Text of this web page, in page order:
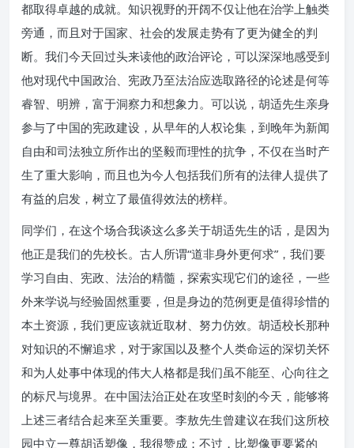
都取得卓越的成就。知识视野的开阔不仅让他在治学上触类
旁通，而且对于国家、社会的发展走势有了更为健全的判
断。我们今天回过头来读他的政治评论，可以深深地感受到
他对现代中国政治、宪政乃至法治应选取路径的论述是何等
睿智、明辨，富于洞察力和想象力。可以说，胡适先生亲身
参与了中国的宪政建设，从早年的人权论集，到晚年为新闻
自由和司法独立所作出的坚毅而理性的抗争，不仅在当时产
生了重大影响，而且也为今人包括我们所有的法律人提供了
有益的启发，树立了最值得效法的榜样。
同学们，在这个场合我谈这么多关于胡适先生的话，是因为
他正是我们的先校长。古人所谓“道非身外更何求”，我们要
学习自由、宪政、法治的精髓，探索实现它们的途径，一些
外来学说与经验固然重要，但是身边的范例更是值得珍惜的
本土资源，我们更应该就近取材、努力仿效。胡适校长那种
对知识的不懈追求，对于家国以及整个人类命运的深切关怀
和为人处事中体现的伟大人格都是我们虽不能至、心向往之
的标尺与境界。在中国法治正处在攻坚时刻的今天，能够将
上述三者结合起来至关重要。李敖先生曾建议在我们这所校
园中立一尊胡适塑像，我很赞成；不过，比塑像更要紧的